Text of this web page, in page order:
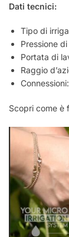
Dati tecnici:
Tipo di
Pressione
Portata di
Raggio
Scopri come è